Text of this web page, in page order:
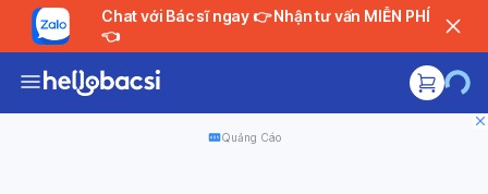
Chat với Bác sĩ ngay 👉 Nhận tư vấn MIỄN PHÍ
👈
Quảng Cáo